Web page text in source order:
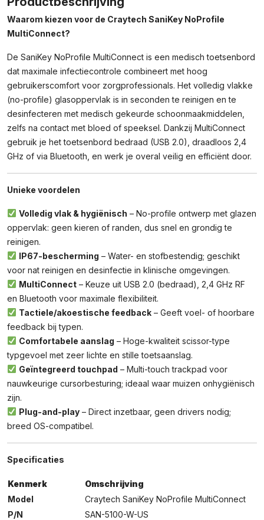
Hygiënisch
Toetsenbord
Aantal
Waarom kiezen voor de Craytech SaniKey NoProfile
MultiConnect?
De SaniKey NoProfile MultiConnect is een medisch toetsenbord
dat maximale infectiecontrole combineert met hoog
gebruikerscomfort voor zorgprofessionals. Het volledig vlakke
(no-profile) glasoppervlak is in seconden te reinigen en te
desinfecteren met medisch gekeurde schoonmaakmiddelen,
zelfs na contact met bloed of speeksel. Dankzij MultiConnect
gebruik je het toetsenbord bedraad (USB 2.0), draadloos 2,4
GHz of via Bluetooth, en werk je overal veilig en efficiënt door.
Unieke voordelen
Volledig vlak & hygiënisch – No-profile ontwerp met glazen
oppervlak: geen kieren of randen, dus snel en grondig te
reinigen.
IP67-bescherming – Water- en stofbestendig; geschikt
voor nat reinigen en desinfectie in klinische omgevingen.
MultiConnect– Keuze uit USB 2.0 (bedraad), 2,4 GHz RF
en Bluetooth voor maximale flexibiliteit.
Tactiele/akoestische feedback– Geeft voel- of hoorbare
feedback bij typen.
Comfortabele aanslag – Hoge-kwaliteit scissor-type
typgevoel met zeer lichte en stille toetsaanslag.
Geïntegreerd touchpad – Multi-touch trackpad voor
nauwkeurige cursorbesturing; ideaal waar muizen onhygiënisch
zijn.
Plug-and-play– Direct inzetbaar, geen drivers nodig;
breed OS-compatibel.
Specificaties
Kenmerk
Omschrijving
Model
Craytech SaniKey NoProfile MultiConnect
P/N
SAN-5100-W-US